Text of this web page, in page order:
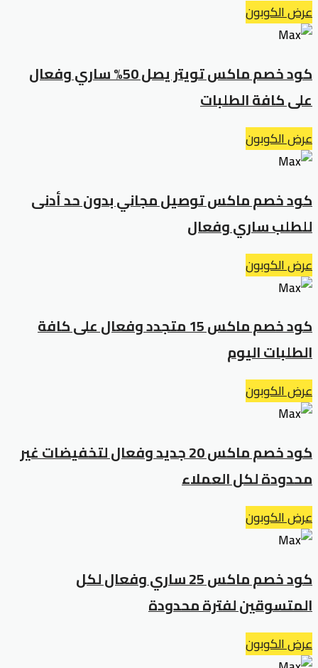
عرض الكوبون
كود خصم ماكس تويتر يصل 50% ساري وفعال
على كافة الطلبات
عرض الكوبون
كود خصم ماكس توصيل مجاني بدون حد أدنى
للطلب ساري وفعال
عرض الكوبون
كود خصم ماكس 15 متجدد وفعال على كافة
الطلبات اليوم
عرض الكوبون
كود خصم ماكس 20 جديد وفعال لتخفيضات غير
محدودة لكل العملاء
عرض الكوبون
كود خصم ماكس 25 ساري وفعال لكل
المتسوقين لفترة محدودة
عرض الكوبون